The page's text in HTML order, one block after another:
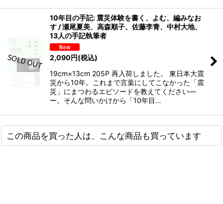
10年目の手記: 震災体験を書く、よむ、編みなお
す / 瀬尾夏美、高森順子、佐藤李青、中村大地、
13人の手記執筆者
2,090円(税込)
19cm×13cm 205P 再入荷しました。 東日本大震
災から10年。これまで言葉にしてこなかった「震
災」にまつわるエピソードを教えてください―
ー。そんな問いかけから「10年目…
この商品を買った人は、こんな商品も買っています